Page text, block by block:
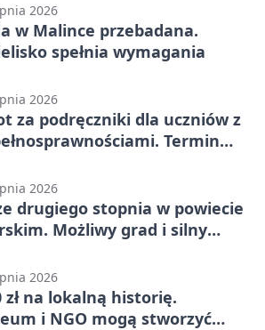
2026
w Malince przebadana.
spełnia wymagania
2026
za podręczniki dla uczniów z
Termin
2026
drugiego stopnia w powiecie
Możliwy grad i silny
2026
zł na lokalną historię.
i NGO mogą stworzyć